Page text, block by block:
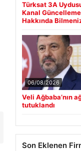
Türksat 3A
Kanal
Hakkında
06/08/2026
Veli Ağbaba’nın
tutuklandı
Son Eklenen